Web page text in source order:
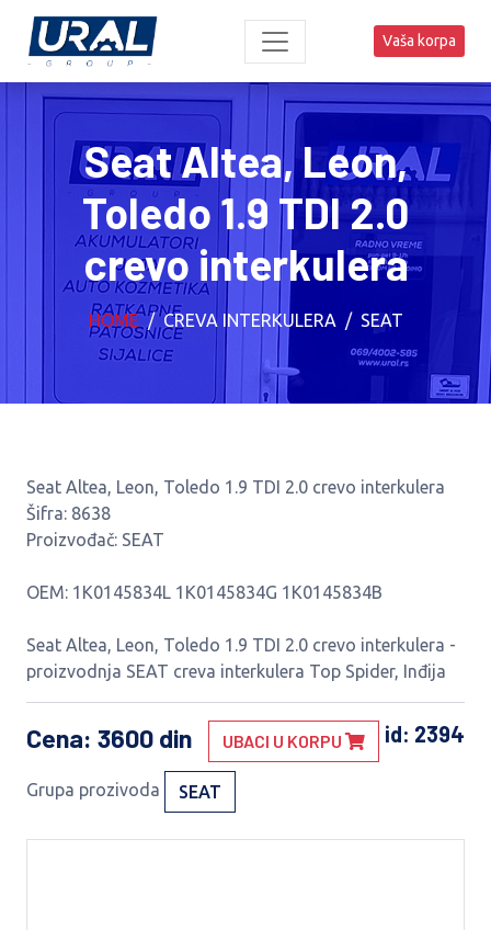
Vaša korpa
Seat Altea, Leon,
Toledo 1.9 TDI 2.0
crevo interkulera
HOME CREVA INTERKULERA SEAT
Seat Altea, Leon, Toledo 1.9 TDI 2.0 crevo interkulera
Šifra: 8638
Proizvođač: SEAT
OEM: 1K0145834L 1K0145834G 1K0145834B
Seat Altea, Leon, Toledo 1.9 TDI 2.0 crevo interkulera -
proizvodnja SEAT creva interkulera Top Spider, Inđija
Cena: 3600 din id: 2394
UBACI U KORPU
Grupa prozivoda SEAT